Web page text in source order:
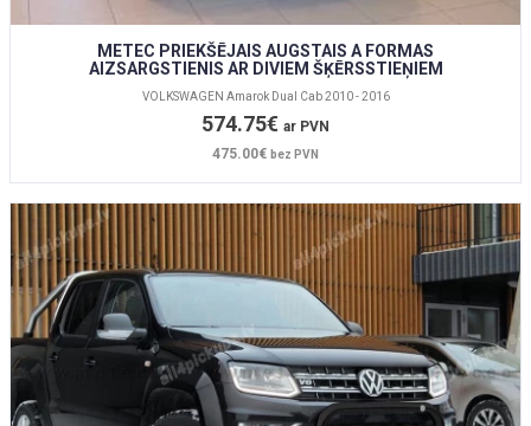
METEC PRIEKŠĒJAIS AUGSTAIS A FORMAS
AIZSARGSTIENIS AR DIVIEM ŠĶĒRSSTIEŅIEM
VOLKSWAGEN Amarok Dual Cab 2010 - 2016
574.75€ ar PVN
475.00€ bez PVN